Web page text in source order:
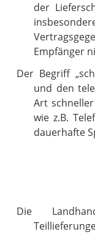
der
Empfänger
Der Begriff
und den
Art
wie z.B.
dauerhafte
Die